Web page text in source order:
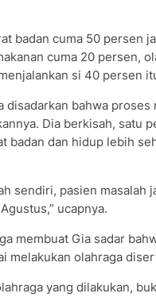
badan cuma 50 persen
cuma 20 persen,
si 40 persen
disadarkan bahwa
Dia berkisah, satu
badan dan hidup lebih
sendiri, pasien masalah
ucapnya.
membuat Gia sadar
melakukan olahraga
yang dilakukan,